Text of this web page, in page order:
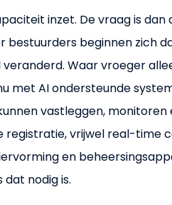
inzet. De vraag is
bestuurders beginnen zich
veranderd. Waar vroeger
met AI ondersteunde
vastleggen, monitoren
registratie, vrijwel real-time
en
nodig is.